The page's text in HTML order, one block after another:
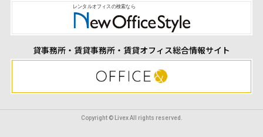
貸事務所・賃貸事務所・賃貸オフィス総合情報サイト
Copyright © Livex All rights reserved.